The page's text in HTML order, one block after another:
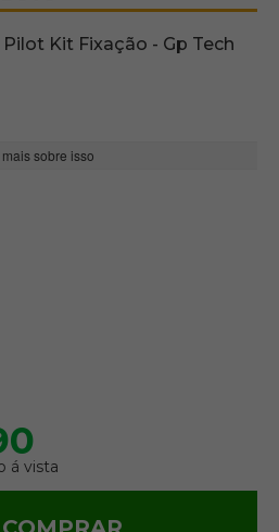
Kit Fixação - Gp Tech
sobre isso
á vista